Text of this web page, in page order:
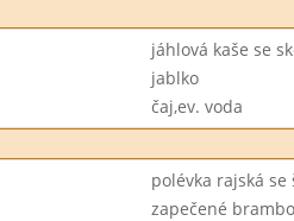
jáhlová kaše se
jablko
čaj,ev. voda
polévka rajská
zapečené